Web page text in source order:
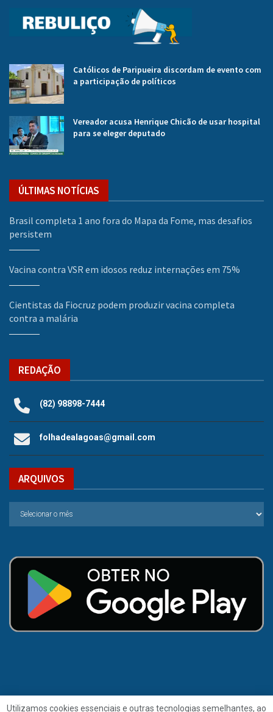
Católicos de Paripueira discordam de evento com
a participação de políticos
Vereador acusa Henrique Chicão de usar hospital
para se eleger deputado
ÚLTIMAS NOTÍCIAS
Brasil completa 1 ano fora do Mapa da Fome, mas desafios
persistem
Vacina contra VSR em idosos reduz internações em 75%
Cientistas da Fiocruz podem produzir vacina completa
contra a malária
REDAÇÃO
(82) 98898-7444
folhadealagoas@gmail.com
ARQUIVOS
Utilizamos cookies essenciais e outras tecnologias semelhantes, ao